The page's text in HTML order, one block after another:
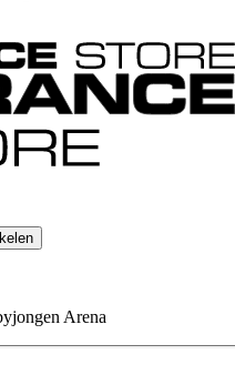
Arena